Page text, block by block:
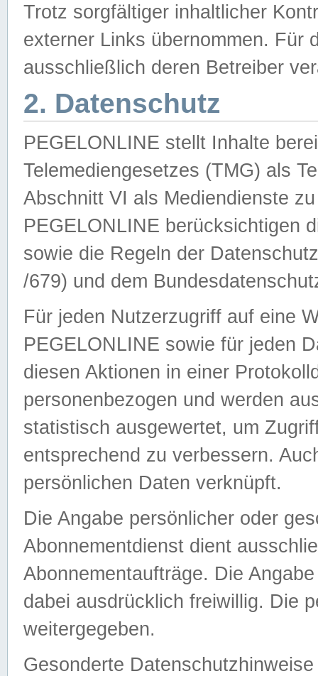
Trotz sorgfältiger inhaltlicher
externer Links übernommen. Für
ausschließlich deren Betreiber
2. Datenschutz
PEGELONLINE stellt Inhalte
Telemediengesetzes (TMG) als
Abschnitt VI als Mediendienste
PEGELONLINE berücksichtigen
sowie die Regeln der
/679) und dem
Für jeden Nutzerzugriff auf eine
PEGELONLINE sowie für jeden
diesen Aktionen in einer
personenbezogen und werden
statistisch ausgewertet, um
entsprechend zu verbessern.
persönlichen Daten verknüpft.
Die Angabe persönlicher oder
Abonnementdienst dient
Abonnementaufträge. Die
dabei ausdrücklich freiwillig. Die
weitergegeben.
Gesonderte